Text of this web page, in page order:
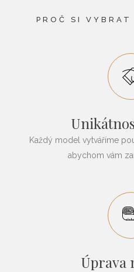
PROČ SI
Každý model vytváříme
abychom vám
Úprava